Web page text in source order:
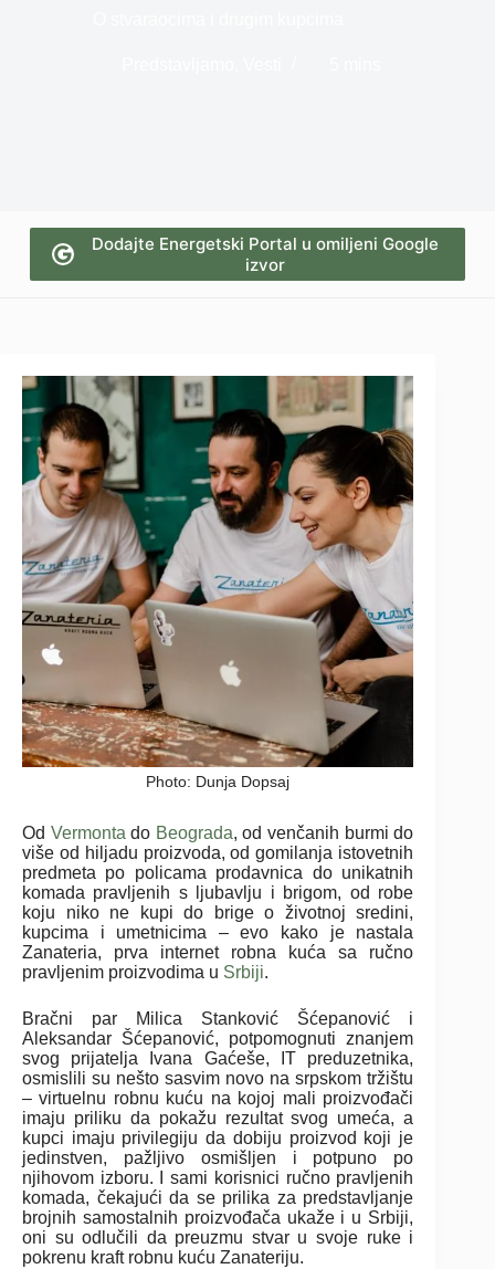
Dodajte Energetski Portal u omiljeni Google
izvor
Photo: Dunja Dopsaj
Od Vermontado Beograda, od venčanih burmi do
više od hiljadu proizvoda, od gomilanja istovetnih
predmeta po policama prodavnica do unikatnih
komada pravljenih s ljubavlju i brigom, od robe
koju niko ne kupi do brige o životnoj sredini,
kupcima i umetnicima – evo kako je nastala
Zanateria, prva internet robna kuća sa ručno
pravljenim proizvodima u Srbiji.
Bračni par Milica Stanković Šćepanović i
Aleksandar Šćepanović, potpomognuti znanjem
svog prijatelja Ivana Gaćeše, IT preduzetnika,
osmislili su nešto sasvim novo na srpskom tržištu
– virtuelnu robnu kuću na kojoj mali proizvođači
imaju priliku da pokažu rezultat svog umeća, a
kupci imaju privilegiju da dobiju proizvod koji je
jedinstven, pažljivo osmišljen i potpuno po
njihovom izboru. I sami korisnici ručno pravljenih
komada, čekajući da se prilika za predstavljanje
brojnih samostalnih proizvođača ukaže i u Srbiji,
oni su odlučili da preuzmu stvar u svoje ruke i
pokrenu kraft robnu kuću Zanateriju.